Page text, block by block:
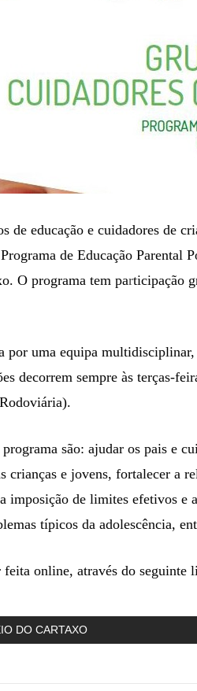
de educação e cuidadores de
de Educação Parental
O programa tem participação
por uma equipa
decorrem sempre às terças-
são: ajudar os pais e
crianças e jovens, fortalecer a
imposição de limites efetivos e
típicos da adolescência,
feita online, através do seguinte
DO CARTAXO